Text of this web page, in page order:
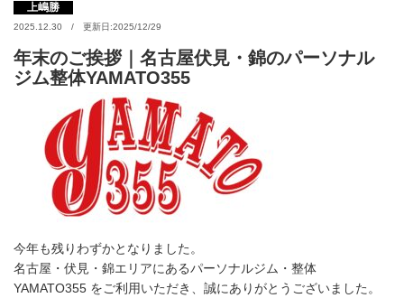
上嶋勝
2025.12.30 / 更新日:2025/12/29
年末のご挨拶｜名古屋伏見・錦のパーソナル
ジム整体YAMATO355
今年も残りわずかとなりました。
名古屋・伏見・錦エリアにあるパーソナルジム・整体
YAMATO355 をご利用いただき、誠にありがとうございました。